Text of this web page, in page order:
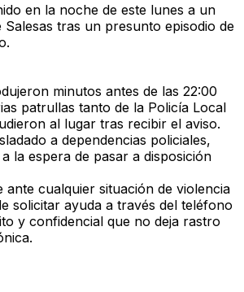
en la noche de este lunes a un
tras un presunto episodio de
minutos antes de las 22:00
patrullas tanto de la Policía Local
al lugar tras recibir el aviso.
a dependencias policiales,
la espera de pasar a disposición
ante cualquier situación de violencia
solicitar ayuda a través del teléfono
y confidencial que no deja rastro